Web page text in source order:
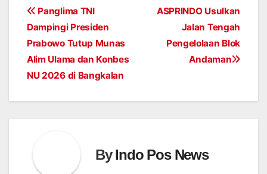
Post
navigation
ASPRINDO Usulkan
Jalan Tengah
Pengelolaan Blok
Andaman
Panglima TNI
Dampingi Presiden
Prabowo Tutup Munas
Alim Ulama dan Konbes
NU 2026 di Bangkalan
ByIndo Pos News